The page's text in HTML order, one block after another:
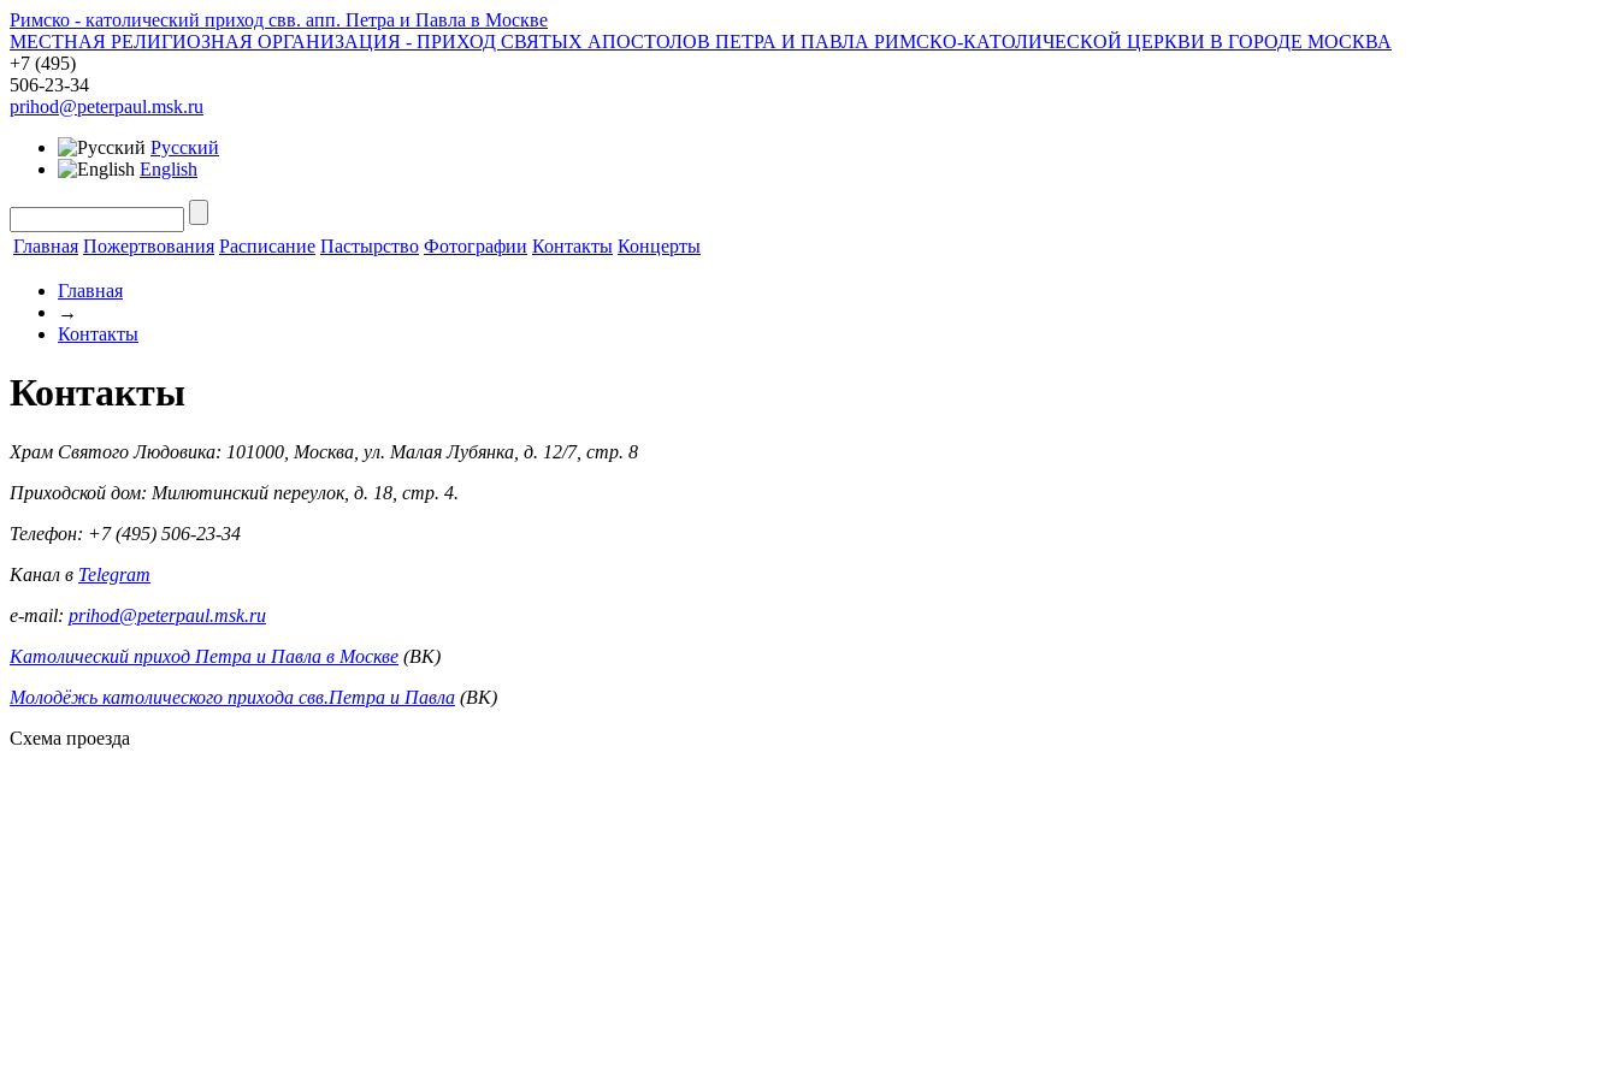
Римско - католический приход свв. апп. Петра и Павла в Москве
МЕСТНАЯ РЕЛИГИОЗНАЯ ОРГАНИЗАЦИЯ - ПРИХОД СВЯТЫХ АПОСТОЛОВ ПЕТРА И ПАВЛА РИМСКО-КАТОЛИЧЕСКОЙ ЦЕРКВИ В ГОРОДЕ МОСКВА
+7 (495)
506-23-34
prihod@peterpaul.msk.ru
Русский
English
Главная Пожертвования Расписание Пастырство Фотографии Контакты Концерты
Главная
→
Контакты
Контакты
Храм Святого Людовика: 101000, Москва, ул. Малая Лубянка, д. 12/7, стр. 8
Приходской дом: Милютинский переулок, д. 18, стр. 4.
Телефон: +7 (495) 506-23-34
Канал в Telegram
e-mail: prihod@peterpaul.msk.ru
Католический приход Петра и Павла в Москве (ВК)
Молодёжь католического прихода свв.Петра и Павла (ВК)
Схема проезда